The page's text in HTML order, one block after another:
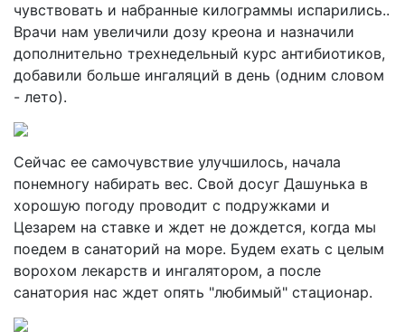
чувствовать и набранные килограммы испарились..
Врачи нам увеличили дозу креона и назначили
дополнительно трехнедельный курс антибиотиков,
добавили больше ингаляций в день (одним словом
- лето).
Сейчас ее самочувствие улучшилось, начала
понемногу набирать вес. Свой досуг Дашунька в
хорошую погоду проводит с подружками и
Цезарем на ставке и ждет не дождется, когда мы
поедем в санаторий на море. Будем ехать с целым
ворохом лекарств и ингалятором, а после
санатория нас ждет опять "любимый" стационар.